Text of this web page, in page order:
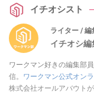
イチオシスト
ライター / 編
イチオシ
ワークマン好きの編集部
信。 ワークマン公式オン
株式会社オールアバウト